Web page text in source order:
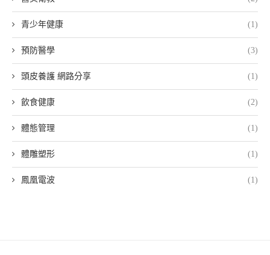
青少年健康 (1)
預防醫學 (3)
頭皮養護 網路分享 (1)
飲食健康 (2)
體態管理 (1)
體雕塑形 (1)
鳳凰電波 (1)